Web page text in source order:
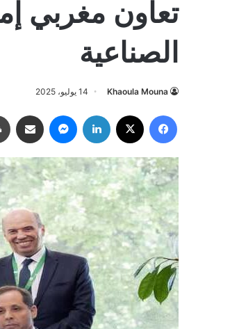
تعاون مغربي
الصناعية
Khaoula Mouna 14 يوليو، 2025